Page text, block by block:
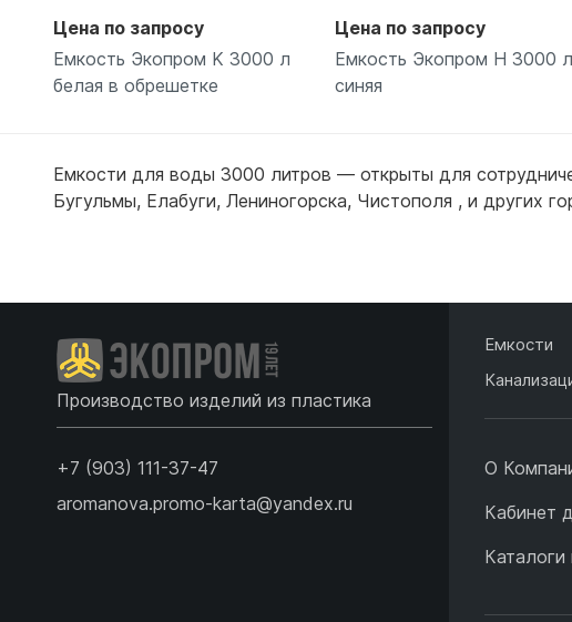
Подробнее
Цена по запросу
Емкость Экопром K 3000 л
белая в обрешетке
Подробнее
Цена по запросу
Емкость Экопром H 3000 л
синяя
Емкости для воды 3000 литров — открыты для
Бугульмы, Елабуги, Лениногорска, Чистополя , и других
Производство изделий из пластика
+7 (903) 111-37-47
aromanova.promo-karta@yandex.ru
Емкости
О
Кабинет
Каталоги